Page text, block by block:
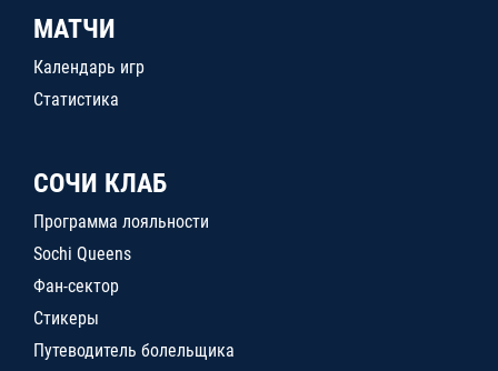
МАТЧИ
Календарь игр
Статистика
СОЧИ КЛАБ
Программа лояльности
Sochi Queens
Фан-сектор
Стикеры
Путеводитель болельщика